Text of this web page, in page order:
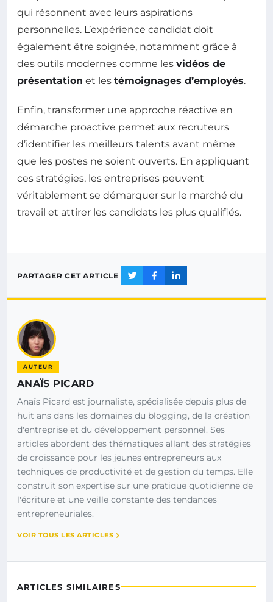
qui résonnent avec leurs aspirations
personnelles. L’expérience candidat doit
également être soignée, notamment grâce à
des outils modernes comme les vidéos de
présentation et les témoignages d’employés.
Enfin, transformer une approche réactive en
démarche proactive permet aux recruteurs
d’identifier les meilleurs talents avant même
que les postes ne soient ouverts. En appliquant
ces stratégies, les entreprises peuvent
véritablement se démarquer sur le marché du
travail et attirer les candidats les plus qualifiés.
PARTAGER CET ARTICLE
AUTEUR
ANAÏS PICARD
Anaïs Picard est journaliste, spécialisée depuis plus de
huit ans dans les domaines du blogging, de la création
d'entreprise et du développement personnel. Ses
articles abordent des thématiques allant des stratégies
de croissance pour les jeunes entrepreneurs aux
techniques de productivité et de gestion du temps. Elle
construit son expertise sur une pratique quotidienne de
l'écriture et une veille constante des tendances
entrepreneuriales.
VOIR TOUS LES ARTICLES
ARTICLES SIMILAIRES